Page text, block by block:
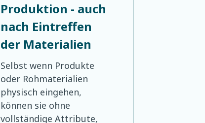
Produktion - auch
nach Eintreffen
der Materialien
Selbst wenn Produkte
oder Rohmaterialien
physisch eingehen,
können sie ohne
vollständige Attribute,